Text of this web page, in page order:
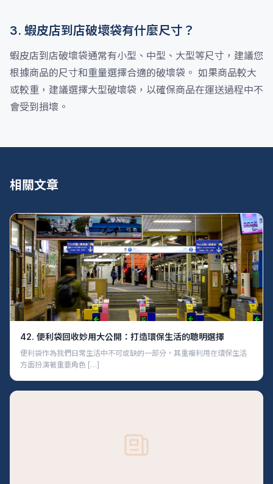
3. 蝦皮店到店破壞袋有什麼尺寸？
蝦皮店到店破壞袋通常有小型、中型、大型等尺寸，建議您
根據商品的尺寸和重量選擇合適的破壞袋。 如果商品較大
或較重，建議選擇大型破壞袋，以確保商品在運送過程中不
會受到損壞。
相關文章
42. 便利袋回收妙用大公開：打造環保生活的聰明選擇
便利袋作為我們日常生活中不可或缺的一部分，其重複利用在環保生活
方面扮演著重要角色 […]